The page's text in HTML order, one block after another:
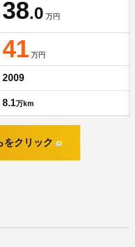
38.0 万円
41 万円
2009
8.1万km
をクリック